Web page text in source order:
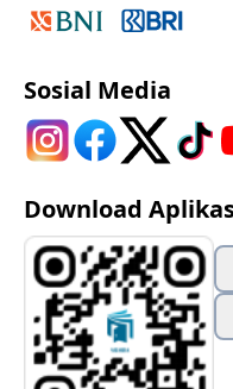
Sosial Media
Download